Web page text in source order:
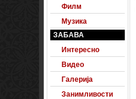
Филм
Музика
ЗАБАВА
Интересно
Видео
Галерија
Занимливости